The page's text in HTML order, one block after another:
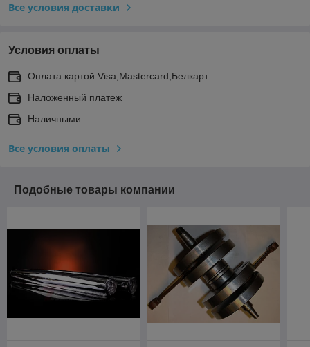
Все условия доставки
Условия оплаты
Оплата картой Visa,Mastercard,Белкарт
Наложенный платеж
Наличными
Все условия оплаты
Подобные товары компании